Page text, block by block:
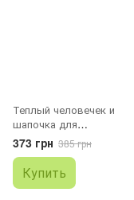
Теплый человечек и
шапочка для
новорожденных с
машинками
373 грн 385 грн
Купить